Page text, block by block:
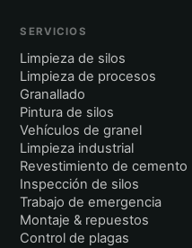
SERVICIOS
Limpieza de silos
Limpieza de procesos
Granallado
Pintura de silos
Vehículos de granel
Limpieza industrial
Revestimiento de cemento
Inspección de silos
Trabajo de emergencia
Montaje & repuestos
Control de plagas